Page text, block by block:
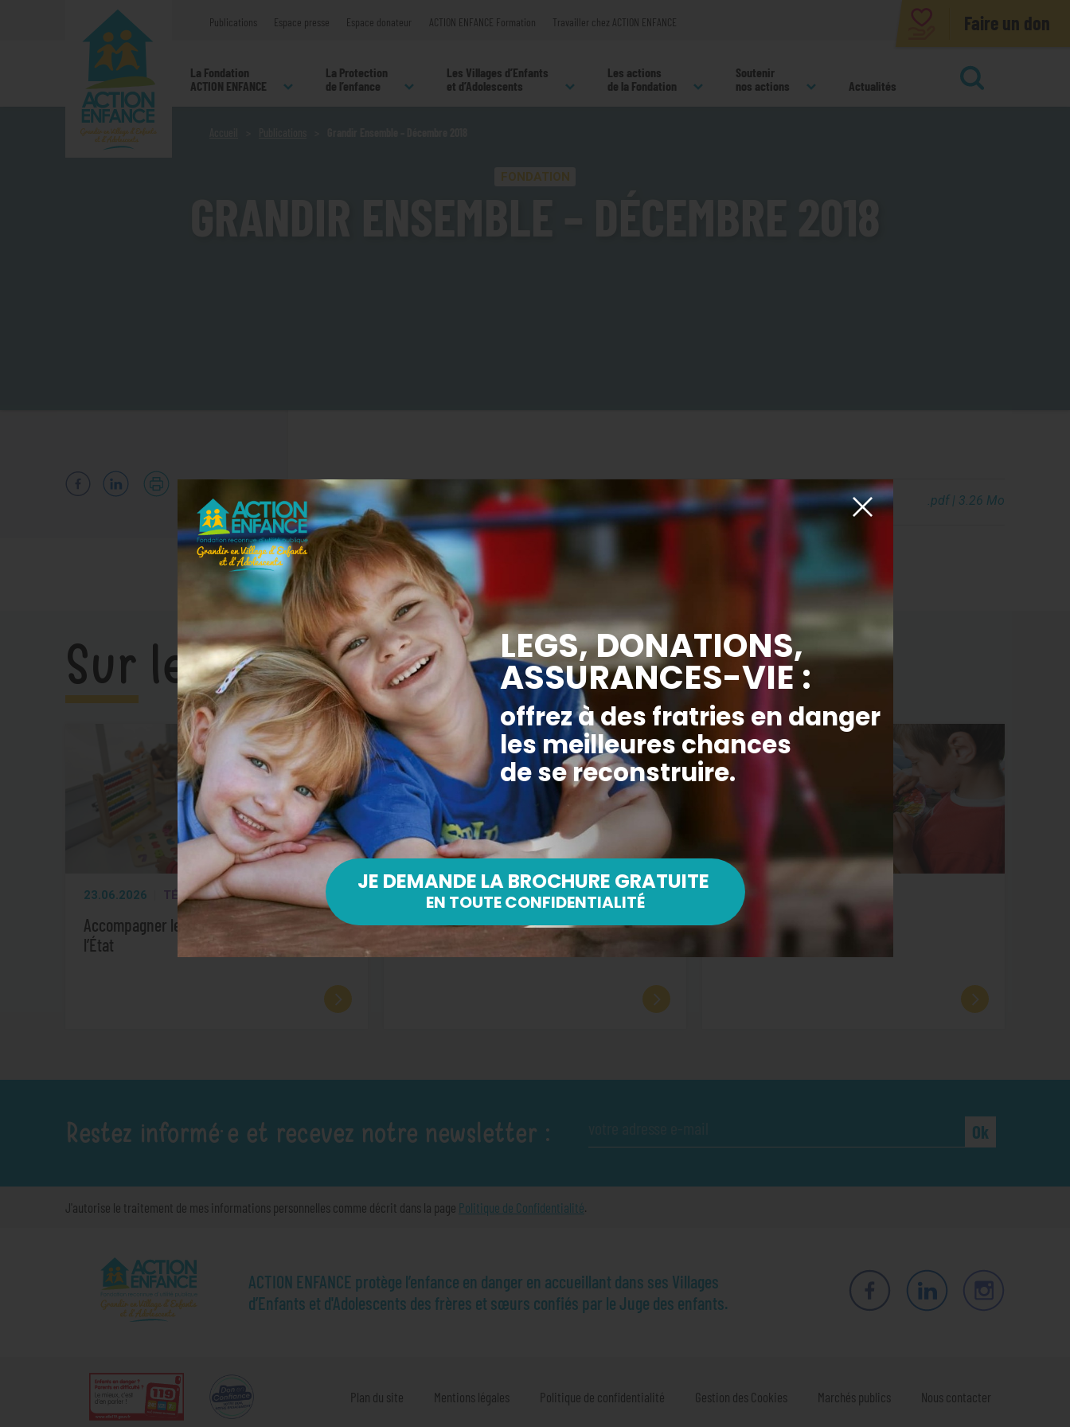
Publications Espace presse Espace donateur ACTION ENFANCE Formation Travailler chez ACTION ENFANCE Faire un don
La Fondation
ACTION ENFANCE
La Protection
de l’enfance
Les Villages d’Enfants
et d’Adolescents
Les actions
de la Fondation
Soutenir
nos actions
Actualités
FONDATION
Grandir Ensemble – Décembre 2018 .pdf | 3.26 Mo
Sur le même sujet
23.06.2026 TÉMOIGNAGES
Accompagner les enfants pupilles de
l’État
23.06.2026 PARTENARIATS
Une même vision
écoenvironnementale
23.06.2026
Mille visages, une Fondation
Restez informé·e et recevez notre newsletter : Ok
J'autorise le traitement de mes informations personnelles comme décrit dans la page Politique de Confidentialité.
ACTION ENFANCE protège l’enfance en danger en accueillant dans ses Villages
d’Enfants et d'Adolescents des frères et sœurs confiés par le Juge des enfants.
Plan du site Mentions légales Politique de confidentialité Gestion des Cookies Marchés publics Nous contacter